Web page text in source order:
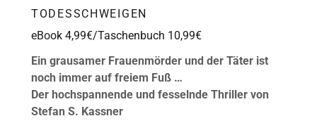
TODESSCHWEIGEN
eBook 4,99€/Taschenbuch 10,99€
Ein grausamer Frauenmörder und der Täter ist
noch immer auf freiem Fuß …
Der hochspannende und fesselnde Thriller von
Stefan S. Kassner